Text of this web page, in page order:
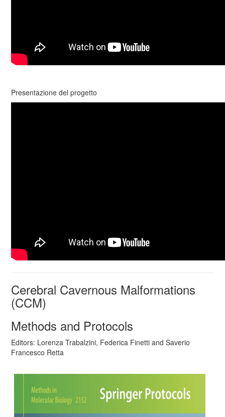
Presentazione del progetto
Cerebral Cavernous Malformations
(CCM)
Methods and Protocols
Editors: Lorenza Trabalzini, Federica Finetti and Saverio
Francesco Retta